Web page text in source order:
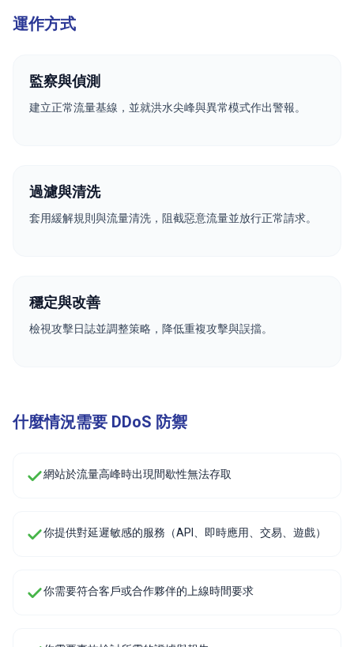
運作方式
監察與偵測
建立正常流量基線，並就洪水尖峰與異常模式作出警報。
過濾與清洗
套用緩解規則與流量清洗，阻截惡意流量並放行正常請求。
穩定與改善
檢視攻擊日誌並調整策略，降低重複攻擊與誤擋。
什麼情況需要 DDoS 防禦
網站於流量高峰時出現間歇性無法存取
你提供對延遲敏感的服務（API、即時應用、交易、遊戲）
你需要符合客戶或合作夥伴的上線時間要求